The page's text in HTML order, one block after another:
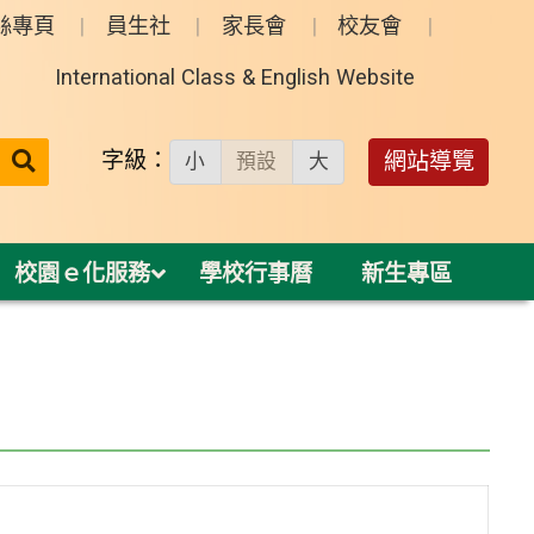
專頁 員生社 家長會 校友會
International Class & English Website
送出 字級： 小 預設 大 網站導覽
校園ｅ化服務 學校行事曆 新生專區